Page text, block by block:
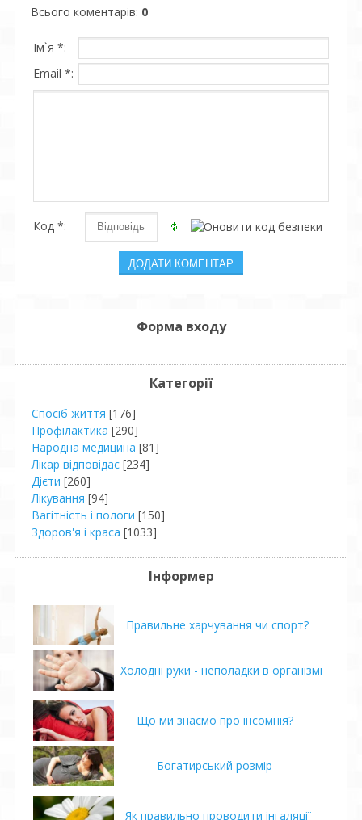
Всього коментарів: 0
Ім`я *:
Email *:
Код *:
Форма входу
Категорії
Спосіб життя [176]
Профілактика [290]
Народна медицина [81]
Лікар відповідає [234]
Дієти [260]
Лікування [94]
Вагітність і пологи [150]
Здоров'я і краса [1033]
Інформер
Правильне харчування чи спорт?
Холодні руки - неполадки в організмі
Що ми знаємо про інсомнія?
Богатирський розмір
Як правильно проводити інгаляції